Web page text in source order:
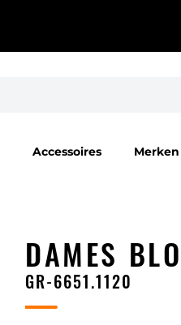
Accessoires Merken
DAMES
GR-6651.1120